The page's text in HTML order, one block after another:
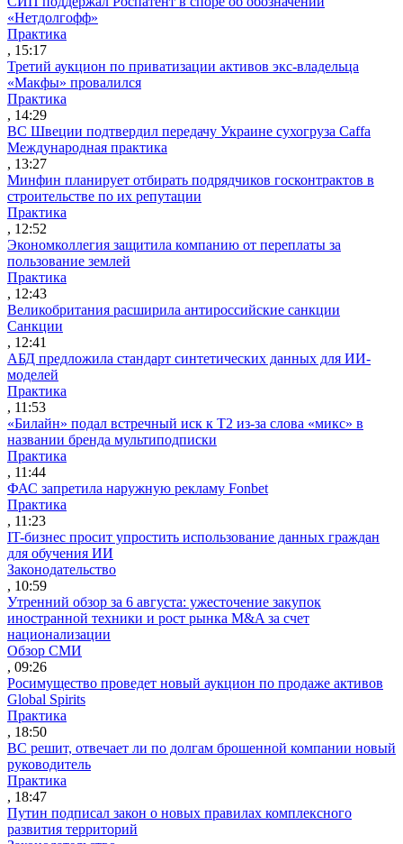
«Нетдолгофф»
Практика
, 15:17
Третий аукцион по приватизации активов экс-владельца
«Макфы» провалился
Практика
, 14:29
ВС Швеции подтвердил передачу Украине сухогруза Caffa
Международная практика
, 13:27
Минфин планирует отбирать подрядчиков госконтрактов в
строительстве по их репутации
Практика
, 12:52
Экономколлегия защитила компанию от переплаты за
пользование землей
Практика
, 12:43
Великобритания расширила антироссийские санкции
Санкции
, 12:41
АБД предложила стандарт синтетических данных для ИИ-
моделей
Практика
, 11:53
«Билайн» подал встречный иск к Т2 из-за слова «микс» в
названии бренда мультиподписки
Практика
, 11:44
ФАС запретила наружную рекламу Fonbet
Практика
, 11:23
IT-бизнес просит упростить использование данных граждан
для обучения ИИ
Законодательство
, 10:59
Утренний обзор за 6 августа: ужесточение закупок
иностранной техники и рост рынка M&A за счет
национализации
Обзор СМИ
, 09:26
Росимущество проведет новый аукцион по продаже активов
Global Spirits
Практика
, 18:50
ВС решит, отвечает ли по долгам брошенной компании новый
руководитель
Практика
, 18:47
Путин подписал закон о новых правилах комплексного
развития территорий